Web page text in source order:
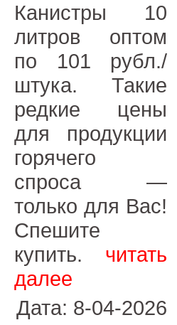
Канистры 10
литров оптом
по 101 рубл./
штука. Такие
редкие цены
для продукции
горячего
спроса —
только для Вас!
Спешите
купить. читать
далее
Дата: 8-04-2026